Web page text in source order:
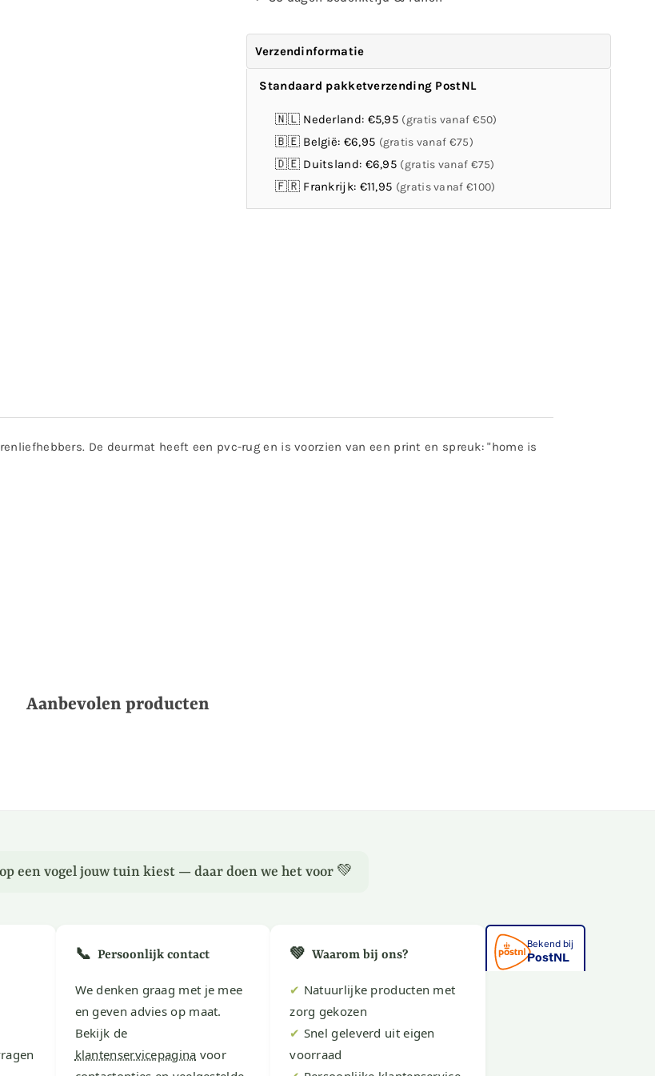
Verzendinformatie
Standaard pakketverzending PostNL
🇳🇱 Nederland: €5,95 (gratis vanaf €50)
🇧🇪 België: €6,95 (gratis vanaf €75)
🇩🇪 Duitsland: €6,95 (gratis vanaf €75)
🇫🇷 Frankrijk: €11,95 (gratis vanaf €100)
De deurmat heeft een pvc-rug en is voorzien van een print en spreuk: "home is
Aanbevolen producten
een vogel jouw tuin kiest — daar doen we het voor 💚
📞 Persoonlijk contact
We denken graag met je mee
en geven advies op maat.
Bekijk de
klantenservicepagina voor
💚 Waarom bij ons?
✔ Natuurlijke producten met
zorg gekozen
✔ Snel geleverd uit eigen
voorraad